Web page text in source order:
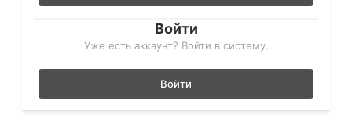
Войти
Уже есть аккаунт? Войти в систему.
Войти